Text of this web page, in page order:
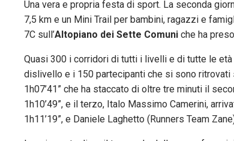
Una vera e propria festa di sport. La seconda
7,5 km e un Mini Trail per bambini, ragazzi e
7C sull’Altopiano dei Sette Comuni che ha
Quasi 300 i corridori di tutti i livelli e di tutte le
dislivello e i 150 partecipanti che si sono
1h07’41” che ha staccato di oltre tre minuti il
1h10’49”, e il terzo, Italo Massimo Camerini,
1h11’19”, e Daniele Laghetto (Runners Team